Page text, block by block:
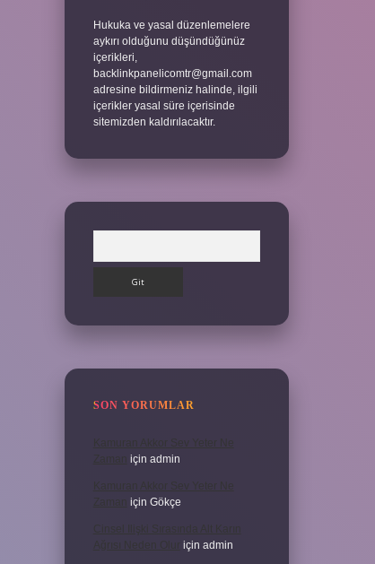
Hukuka ve yasal düzenlemelere
aykırı olduğunu düşündüğünüz
içerikleri,
backlinkpanelicomtr@gmail.com
adresine bildirmeniz halinde, ilgili
içerikler yasal süre içerisinde
sitemizden kaldırılacaktır.
SON YORUMLAR
Kamuran Akkor Sev Yeter Ne
Zaman için admin
Kamuran Akkor Sev Yeter Ne
Zaman için Gökçe
Cinsel Ilişki Sırasında Alt Karın
Ağrısı Neden Olur için admin